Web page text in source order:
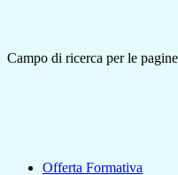
Campo di ricerca per le
Offerta Formativa